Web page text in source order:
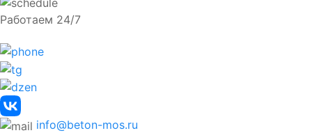
Работаем 24/7
info@beton-mos.ru